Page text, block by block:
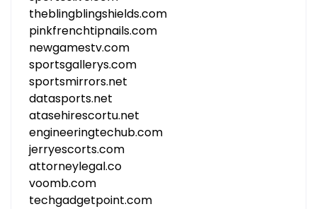
theblingblingshields.com
pinkfrenchtipnails.com
newgamestv.com
sportsgallerys.com
sportsmirrors.net
datasports.net
atasehirescortu.net
engineeringtechub.com
jerryescorts.com
attorneylegal.co
voomb.com
techgadgetpoint.com